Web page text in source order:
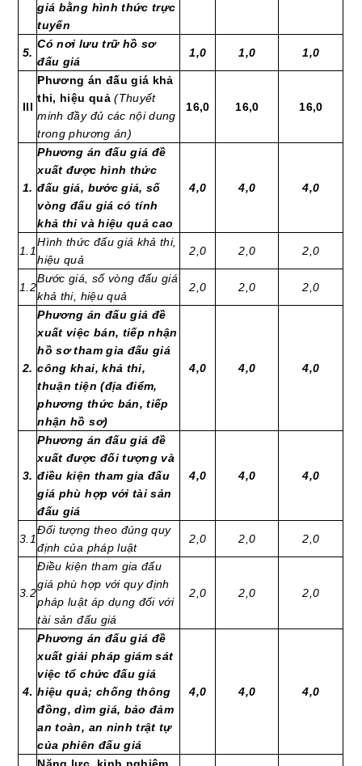
giá bằng hình thức trực
tuyến
5.
Có nơi lưu trữ hồ sơ
đấu giá
1,0 1,0 1,0
Ill
Phương án đấu giá khả
thi, hiệu quả(Thuyết
minh đầy đủ các nội dung
trong phương án)
16,0 16,0 16,0
1.
Phương án đấu giá đề
xuất được hình thức
đấu giá, bước giá, số
vòng đấu giá có tính
khả thi và hiệu quả cao
4,0 4,0 4,0
1.1
Hình thức đấu giá khả thi,
hiệu quả
2,0 2,0 2,0
1.2
Bước giá, số vòng đấu giá
khả thi, hiệu quả
2,0 2,0 2,0
2.
Phương án đấu giá đề
xuất việc bán, tiếp nhận
hồ sơ tham gia đấu giá
công khai, khả thi,
thuận tiện (địa điểm,
phương thức bán, tiếp
nhận hồ sơ)
4,0 4,0 4,0
3.
Phương án đấu giá đề
xuất được đối tượng và
điều kiện tham gia đấu
giá phù hợp với tài sản
đấu giá
4,0 4,0 4,0
3.1
Đối tượng theo đúng quy
định của pháp luật
2,0 2,0 2,0
3.2
Điều kiện tham gia đấu
giá phù hợp với quy định
pháp luật áp dụng đối với
tài sản đấu giá
2,0 2,0 2,0
4.
Phương án đấu giá đề
xuất giải pháp giám sát
việc tổ chức đấu giá
hiệu quả; chống thông
đồng, dìm giá, bảo đảm
an toàn, an ninh trật tự
của phiên đấu giá
4,0 4,0 4,0